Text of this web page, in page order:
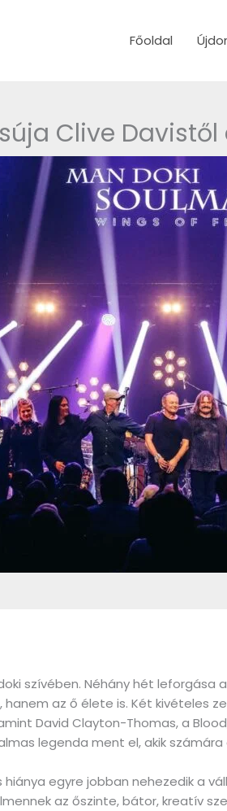
Főoldal
Clive
szívében. Néhány hét
az ő élete is. Két kivételes
David Clayton-Thomas, a
legenda ment el, akik
egyre jobban nehezedik a
az őszinte, bátor, kreatív